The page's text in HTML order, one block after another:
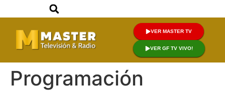
VER MASTER TV
VER GF TV VIVO!
Programación